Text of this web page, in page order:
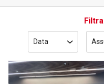
Data